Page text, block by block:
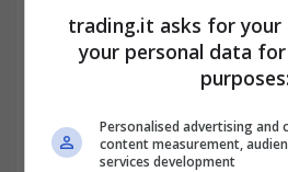
dall’ambito finanziario,
crescente responsabilità
e internazionale, nelle
vendite e marketing.
trading.it asks for your
your personal data
purposes:
Personalised advertising and
content measurement,
services development